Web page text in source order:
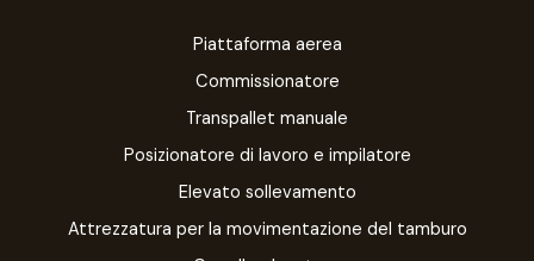
Piattaforma aerea
Commissionatore
Transpallet manuale
Posizionatore di lavoro e impilatore
Elevato sollevamento
Attrezzatura per la movimentazione del tamburo